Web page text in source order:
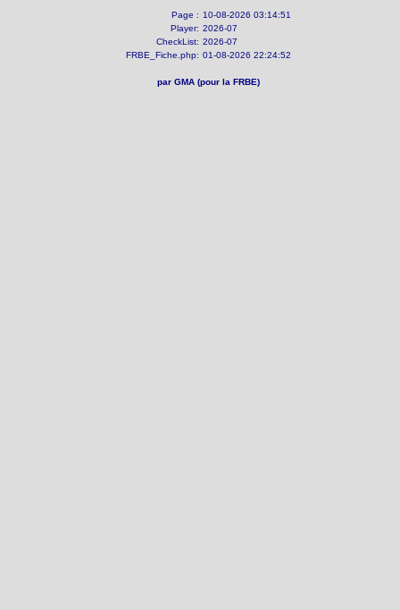
Page : 10-08-2026 03:14:51
Player: 2026-07
CheckList: 2026-07
FRBE_Fiche.php: 01-08-2026 22:24:52
par GMA (pour la FRBE)